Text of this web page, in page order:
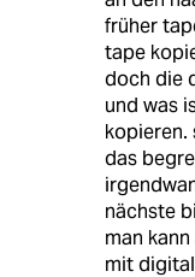
früher
tape
doch die
und was
kopieren.
das
nächste
man
mit